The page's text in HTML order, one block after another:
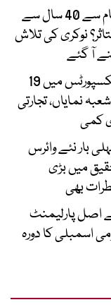
اے آئی بھرتی کے نظام سے 40 سال سے
نوکری کی تلاش
آ گئے
پاکستان کی سروسز ایکسپورٹس میں 19
نمایاں، تجارتی
کمی
بار نئے وائرس
میں بڑی
بھی
پارلیمنٹ
اسمبلی کا دورہ